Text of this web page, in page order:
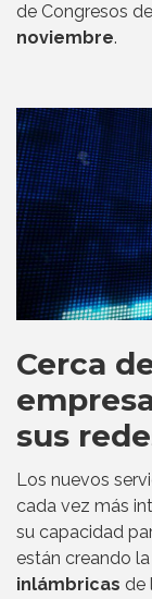
de Congresos
noviembre.
Cerca
sus
Los nuevos
cada vez más
su capacidad
están creando la
inlámbricas de